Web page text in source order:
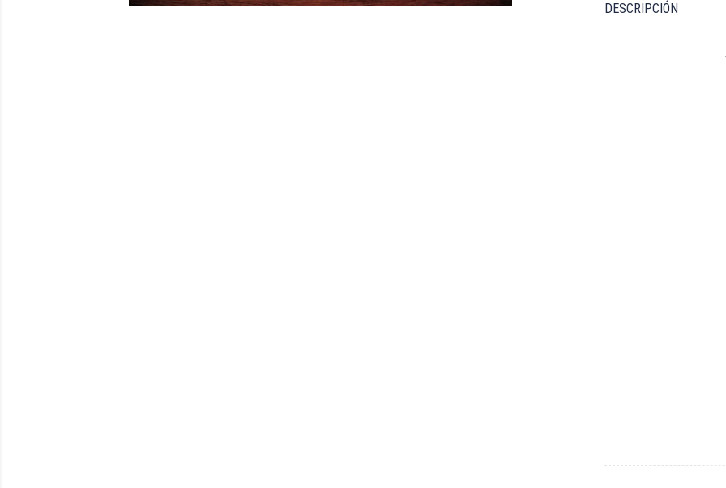
DESCRIPCIÓN